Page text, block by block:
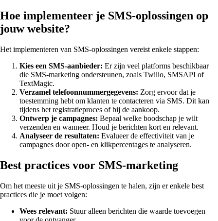
Hoe implementeer je SMS-oplossingen op
jouw website?
Het implementeren van SMS-oplossingen vereist enkele stappen:
Kies een SMS-aanbieder: Er zijn veel platforms beschikbaar
die SMS-marketing ondersteunen, zoals Twilio, SMSAPI of
TextMagic.
Verzamel telefoonnummergegevens: Zorg ervoor dat je
toestemming hebt om klanten te contacteren via SMS. Dit kan
tijdens het registratieproces of bij de aankoop.
Ontwerp je campagnes: Bepaal welke boodschap je wilt
verzenden en wanneer. Houd je berichten kort en relevant.
Analyseer de resultaten: Evalueer de effectiviteit van je
campagnes door open- en klikpercentages te analyseren.
Best practices voor SMS-marketing
Om het meeste uit je SMS-oplossingen te halen, zijn er enkele best
practices die je moet volgen:
Wees relevant: Stuur alleen berichten die waarde toevoegen